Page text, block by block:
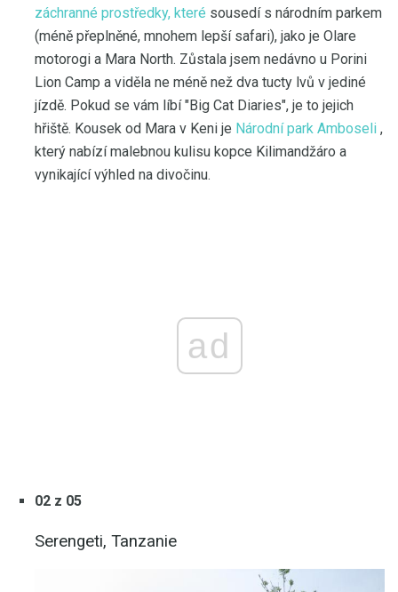
záchranné prostředky, které sousedí s národním parkem
(méně přeplněné, mnohem lepší safari), jako je Olare
motorogi a Mara North. Zůstala jsem nedávno u Porini
Lion Camp a viděla ne méně než dva tucty lvů v jediné
jízdě. Pokud se vám líbí "Big Cat Diaries", je to jejich
hřiště. Kousek od Mara v Keni je Národní park Amboseli ,
který nabízí malebnou kulisu kopce Kilimandžáro a
vynikající výhled na divočinu.
ad
02 z 05
Serengeti, Tanzanie